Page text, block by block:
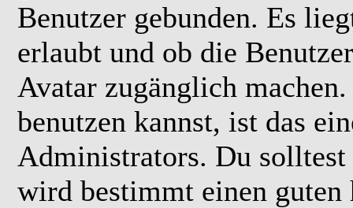
Benutzer gebunden. Es
erlaubt und ob die
Avatar zugänglich
benutzen kannst, ist das
Administrators. Du
wird bestimmt einen guten